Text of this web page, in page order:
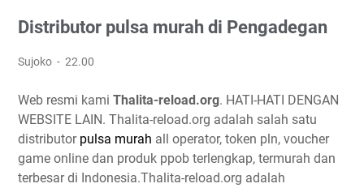
Distributor pulsa murah di Pengadegan
Sujoko 22.00
Web resmi kami Thalita-reload.org. HATI-HATI DENGAN
WEBSITE LAIN. Thalita-reload.org adalah salah satu
distributor pulsa murah all operator, token pln, voucher
game online dan produk ppob terlengkap, termurah dan
terbesar di Indonesia.Thalita-reload.org adalah